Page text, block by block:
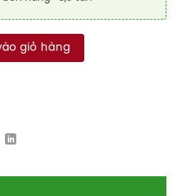
2IN1 (Lót+phủ) RAL GARAGE
giỏ hàng